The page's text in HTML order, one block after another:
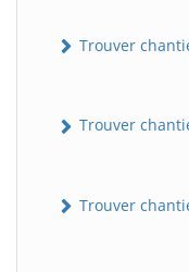
Trouver
Trouver
Trouver